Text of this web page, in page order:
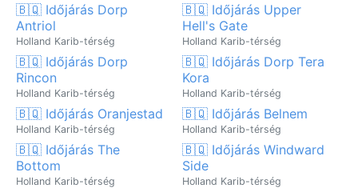
🇧🇶 Időjárás Dorp
Antriol
Holland Karib-térség
🇧🇶 Időjárás Upper
Hell's Gate
Holland Karib-térség
🇧🇶 Időjárás Dorp
Rincon
Holland Karib-térség
🇧🇶 Időjárás Dorp Tera
Kora
Holland Karib-térség
🇧🇶 Időjárás Oranjestad
Holland Karib-térség
🇧🇶 Időjárás Belnem
Holland Karib-térség
🇧🇶 Időjárás The
Bottom
Holland Karib-térség
🇧🇶 Időjárás Windward
Side
Holland Karib-térség